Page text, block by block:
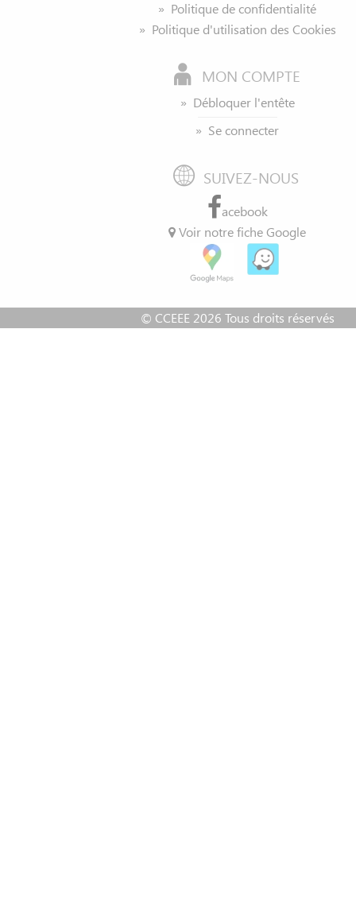
» Politique de confidentialité
» Politique d'utilisation des Cookies
MON COMPTE
» Débloquerl'entête
» Se connecter
SUIVEZ-NOUS
acebook
Voir notre fiche Google
© CCEEE 2026 Tous droits réservés